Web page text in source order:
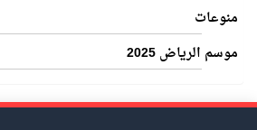
منوعات
موسم الرياض 2025